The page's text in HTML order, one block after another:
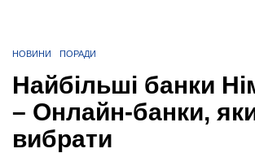
НОВИНИ ПОРАДИ
Найбільші банки
– Онлайн-банки,
вибрати